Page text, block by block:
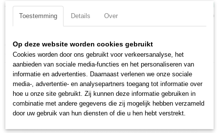
Inloggen Registreren
(0)
Home >Impactdoppen>1-2-aansluiting>Losse doppen
Stahlwille 2307TX-T50 (23070050)
Toestemming Details Over
Op deze website worden cookies gebruikt
Cookies worden door ons gebruikt voor verkeersanalyse, het
aanbieden van sociale media-functies en het personaliseren van
informatie en advertenties. Daarnaast verlenen we onze sociale
media-, advertentie- en analysepartners toegang tot informatie over
hoe u onze site gebruikt. Zij kunnen deze informatie gebruiken in
combinatie met andere gegevens die zij mogelijk hebben verzameld
door uw gebruik van hun diensten of die u hen hebt verstrekt.